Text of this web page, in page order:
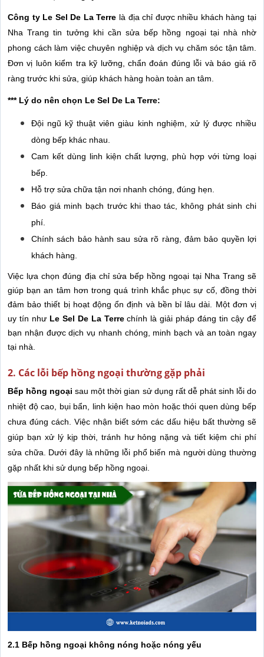
Công ty Le Sel De La Terre là địa chỉ được nhiều khách hàng tại
Nha Trang tin tưởng khi cần sửa bếp hồng ngoại tại nhà nhờ
phong cách làm việc chuyên nghiệp và dịch vụ chăm sóc tận tâm.
Đơn vị luôn kiểm tra kỹ lưỡng, chẩn đoán đúng lỗi và báo giá rõ
ràng trước khi sửa, giúp khách hàng hoàn toàn an tâm.
*** Lý do nên chọn Le Sel De La Terre:
Đội ngũ kỹ thuật viên giàu kinh nghiệm, xử lý được nhiều
dòng bếp khác nhau.
Cam kết dùng linh kiện chất lượng, phù hợp với từng loại
bếp.
Hỗ trợ sửa chữa tận nơi nhanh chóng, đúng hẹn.
Báo giá minh bạch trước khi thao tác, không phát sinh chi
phí.
Chính sách bảo hành sau sửa rõ ràng, đảm bảo quyền lợi
khách hàng.
Việc lựa chọn đúng địa chỉ sửa bếp hồng ngoại tại Nha Trang sẽ
giúp bạn an tâm hơn trong quá trình khắc phục sự cố, đồng thời
đảm bảo thiết bị hoạt động ổn định và bền bỉ lâu dài. Một đơn vị
uy tín như Le Sel De La Terrechính là giải pháp đáng tin cậy để
bạn nhận được dịch vụ nhanh chóng, minh bạch và an toàn ngay
tại nhà.
2. Các lỗi bếp hồng ngoại thường gặp phải
Bếp hồng ngoại sau một thời gian sử dụng rất dễ phát sinh lỗi do
nhiệt độ cao, bụi bẩn, linh kiện hao mòn hoặc thói quen dùng bếp
chưa đúng cách. Việc nhận biết sớm các dấu hiệu bất thường sẽ
giúp bạn xử lý kịp thời, tránh hư hỏng nặng và tiết kiệm chi phí
sửa chữa. Dưới đây là những lỗi phổ biến mà người dùng thường
gặp nhất khi sử dụng bếp hồng ngoại.
2.1 Bếp hồng ngoại không nóng hoặc nóng yếu